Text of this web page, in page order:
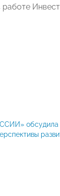
обсудила